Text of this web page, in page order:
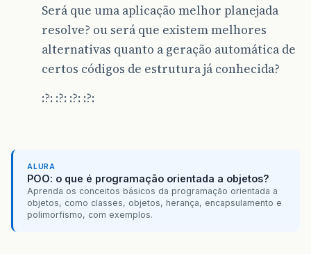
Será que uma aplicação melhor planejada
resolve? ou será que existem melhores
alternativas quanto a geração automática de
certos códigos de estrutura já conhecida?
:?: :?: :?: :?:
ALURA
POO: o que é programação orientada a objetos?
Aprenda os conceitos básicos da programação orientada a
objetos, como classes, objetos, herança, encapsulamento e
polimorfismo, com exemplos.